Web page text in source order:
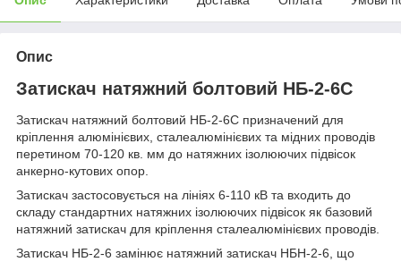
Опис
Затискач натяжний болтовий НБ-2-6С
Затискач натяжний болтовий НБ-2-6С призначений для
кріплення алюмінієвих, сталеалюмінієвих та мідних проводів
перетином 70-120 кв. мм до натяжних ізолюючих підвісок
анкерно-кутових опор.
Затискач застосовується на лініях 6-110 кВ та входить до
складу стандартних натяжних ізолюючих підвісок як базовий
натяжний затискач для кріплення сталеалюмінієвих проводів.
Затискач НБ-2-6 замінює натяжний затискач НБН-2-6, що